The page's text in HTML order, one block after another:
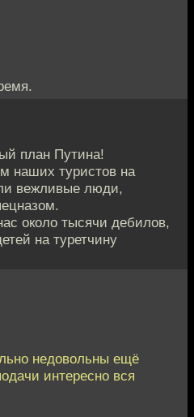
план Путина!
наших туристов на
вежливые люди,
около тысячи дебилов,
на туретчину
недовольны ещё
интересно вся